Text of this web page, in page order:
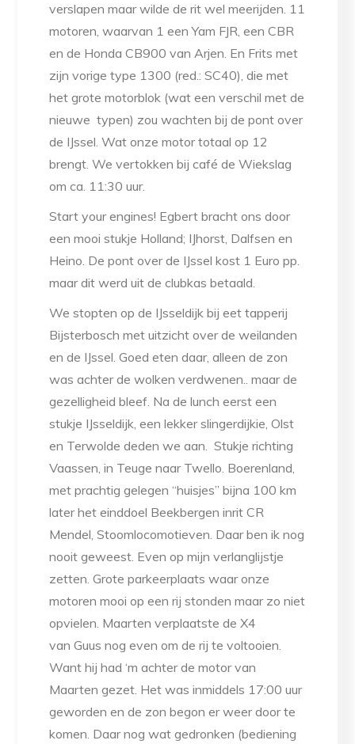
verslapen maar wilde de rit wel meerijden. 11
motoren, waarvan 1 een Yam FJR, een CBR
en de Honda CB900 van Arjen. En Frits met
zijn vorige type 1300 (red.: SC40), die met
het grote motorblok (wat een verschil met de
nieuwe typen) zou wachten bij de pont over
de IJssel. Wat onze motor totaal op 12
brengt. We vertokken bij café de Wiekslag
om ca. 11:30 uur.
Start your engines! Egbert bracht ons door
een mooi stukje Holland; IJhorst, Dalfsen en
Heino. De pont over de IJssel kost 1 Euro pp.
maar dit werd uit de clubkas betaald.
We stopten op de IJsseldijk bij eet tapperij
Bijsterbosch met uitzicht over de weilanden
en de IJssel. Goed eten daar, alleen de zon
was achter de wolken verdwenen.. maar de
gezelligheid bleef. Na de lunch eerst een
stukje IJsseldijk, een lekker slingerdijkie, Olst
en Terwolde deden we aan. Stukje richting
Vaassen, in Teuge naar Twello. Boerenland,
met prachtig gelegen “huisjes” bijna 100 km
later het einddoel Beekbergen inrit CR
Mendel, Stoomlocomotieven. Daar ben ik nog
nooit geweest. Even op mijn verlanglijstje
zetten. Grote parkeerplaats waar onze
motoren mooi op een rij stonden maar zo niet
opvielen. Maarten verplaatste de X4
van Guus nog even om de rij te voltooien.
Want hij had ‘m achter de motor van
Maarten gezet. Het was inmiddels 17:00 uur
geworden en de zon begon er weer door te
komen. Daar nog wat gedronken (bediening